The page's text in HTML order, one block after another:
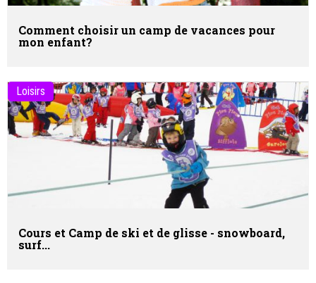
Comment choisir un camp de vacances pour
mon enfant?
Loisirs
Cours et Camp de ski et de glisse - snowboard,
surf...